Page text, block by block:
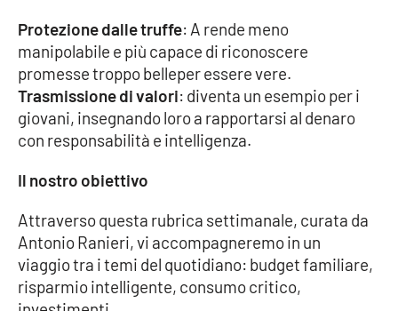
Lactv.it
Laconair.it
Lacitymag.it
Cosenzachannel.it
Ilvibonese.it
Protezione dalle truffe: A rende meno
manipolabile e più capace di riconoscere
promesse troppo belleper essere vere.
Trasmissione di valori: diventa un esempio per i
giovani, insegnando loro a rapportarsi al denaro
con responsabilità e intelligenza.
Il nostro obiettivo
Attraverso questa rubrica settimanale, curata da
Antonio Ranieri, vi accompagneremo in un
viaggio tra i temi del quotidiano: budget familiare,
risparmio intelligente, consumo critico,